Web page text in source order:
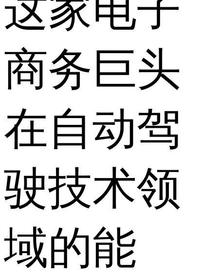
商务巨头
在自动驾
驶技术领
域的能